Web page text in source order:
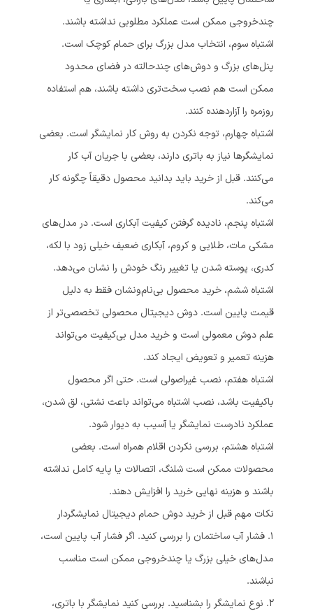
چندخروجی ممکن است عملکرد مطلوبی نداشته باشند.
اشتباه سوم، انتخاب مدل بزرگ برای حمام کوچک است.
پنل‌های بزرگ و دوش‌های چندحالته در فضای محدود
ممکن است هم نصب سخت‌تری داشته باشند، هم استفاده
روزمره را آزاردهنده کنند.
اشتباه چهارم، توجه نکردن به روش کار نمایشگر است. بعضی
نمایشگرها نیاز به باتری دارند، بعضی با جریان آب کار
می‌کنند. قبل از خرید باید بدانید محصول دقیقاً چگونه کار
می‌کند.
اشتباه پنجم، نادیده گرفتن کیفیت آبکاری است. در مدل‌های
مشکی مات، طلایی و کروم، آبکاری ضعیف خیلی زود با لکه،
کدری، پوسته شدن یا تغییر رنگ خودش را نشان می‌دهد.
اشتباه ششم، خرید محصول بی‌نام‌ونشان فقط به دلیل
قیمت پایین است. دوش دیجیتال محصولی تخصصی‌تر از
علم دوش معمولی است و خرید مدل بی‌کیفیت می‌تواند
هزینه تعمیر و تعویض ایجاد کند.
اشتباه هفتم، نصب غیراصولی است. حتی اگر محصول
باکیفیت باشد، نصب اشتباه می‌تواند باعث نشتی، لق شدن،
عملکرد نادرست نمایشگر یا آسیب به دیوار شود.
اشتباه هشتم، بررسی نکردن اقلام همراه است. بعضی
محصولات ممکن است شلنگ، اتصالات یا پایه کامل نداشته
باشند و هزینه نهایی خرید را افزایش دهند.
نکات مهم قبل از خرید دوش حمام دیجیتال نمایشگردار
۱. فشار آب ساختمان را بررسی کنید. اگر فشار آب پایین است،
مدل‌های خیلی بزرگ یا چندخروجی ممکن است مناسب
نباشند.
۲. نوع نمایشگر را بشناسید. بررسی کنید نمایشگر با باتری،